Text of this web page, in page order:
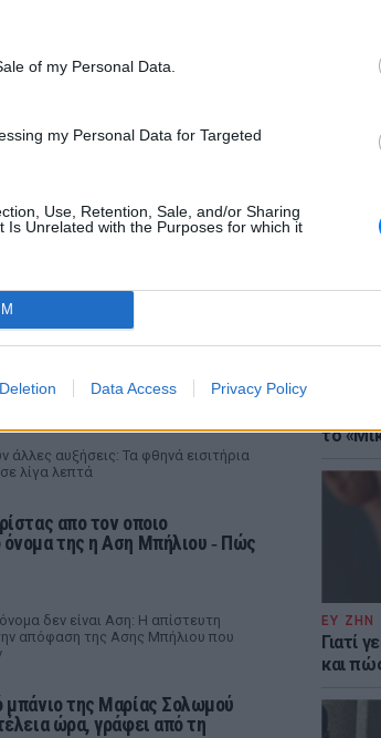
of my Personal Data.
my Personal Data for Targeted
Use, Retention, Sale, and/or Sharing
Is Unrelated with the Purposes for which it
Data Access Privacy Policy
το
ΕΥ ΖΗΝ
Γιατί
και
καλλιτέχνες κατέβασαν τις
άλλες αυξήσεις: Τα φθηνά εισιτήρια
λίγα λεπτά
απο τον οποιο
της η Αση Μπήλιου ‑ Πώς
δεν είναι Αση: Η απίστευτη
απόφαση της Ασης Μπήλιου που
μπάνιο της Μαρίας Σολωμού
ώρα, γράφει από τη